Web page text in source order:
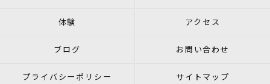
体験 アクセス
ブログ お問い合わせ
プライバシーポリシー サイトマップ